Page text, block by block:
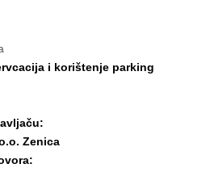
i korištenje parking
Zenica